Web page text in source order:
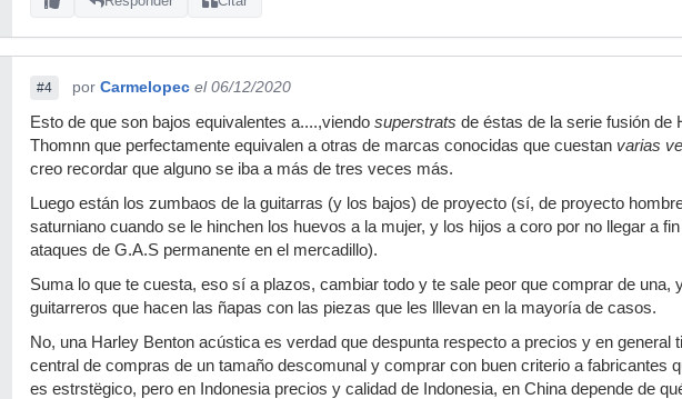
#4 por Carmelopec el 06/12/2020
Esto de que son bajos equivalentes a....,viendo superstrats de éstas de la serie fusión de
Thomnn que perfectamente equivalen a otras de marcas conocidas que cuestan varias
creo recordar que alguno se iba a más de tres veces más.
Luego están los zumbaos de la guitarras (y los bajos) de proyecto (sí, de proyecto
saturniano cuando se le hinchen los huevos a la mujer, y los hijos a coro por no llegar a
ataques de G.A.S permanente en el mercadillo).
Suma lo que te cuesta, eso sí a plazos, cambiar todo y te sale peor que comprar de una,
guitarreros que hacen las ñapas con las piezas que les lllevan en la mayoría de casos.
No, una Harley Benton acústica es verdad que despunta respecto a precios y en general
central de compras de un tamaño descomunal y comprar con buen criterio a fabricantes
es estrstëgico, pero en Indonesia precios y calidad de Indonesia, en China depende de